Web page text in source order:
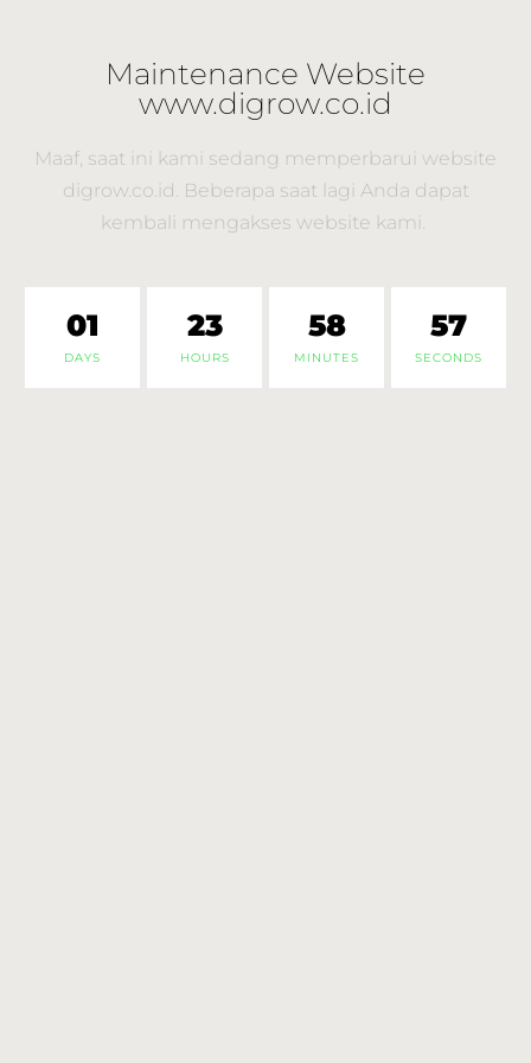
Maintenance Website
www.digrow.co.id
Maaf, saat ini kami sedang memperbarui website
digrow.co.id. Beberapa saat lagi Anda dapat
kembali mengakses website kami.
01
DAYS
23
HOURS
58
MINUTES
57
SECONDS